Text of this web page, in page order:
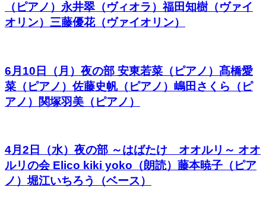
（ピアノ）永井翠（ヴィオラ）福田知樹（ヴァイ
オリン）三藤優花（ヴァイオリン）
6月10日（月）夜の部 安東若菜（ピアノ）髙橋愛
菜（ピアノ）佐藤史帆（ピアノ）嶋田さくら（ピ
アノ）関塚羽美（ピアノ）
4月2日（水）夜の部 ～はばたけ オオルリ～ オオ
ルリの会 Elico kiki yoko（朗読）藤本暁子（ピア
ノ）堀江いちろう（ベース）